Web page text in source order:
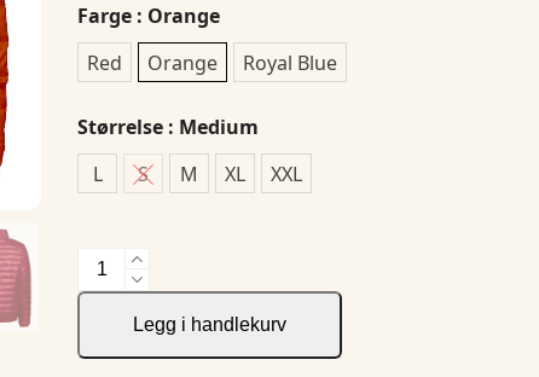
Farge : Orange
Red
Orange Royal Blue
Størrelse : Medium
L
S M XL XXL
Mabel
Lady
Legg i handlekurv